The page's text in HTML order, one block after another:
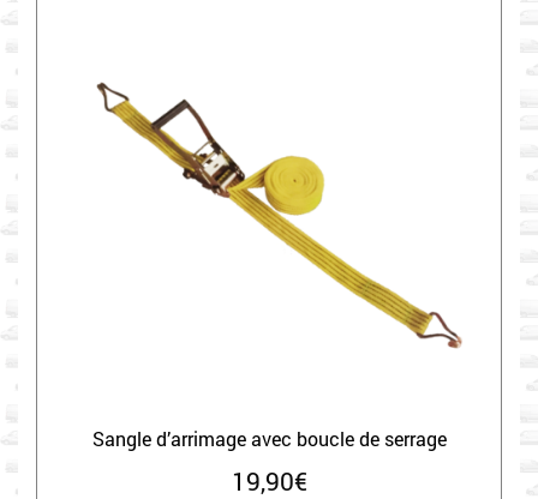
Sangle d’arrimage avec boucle de serrage
19,90€